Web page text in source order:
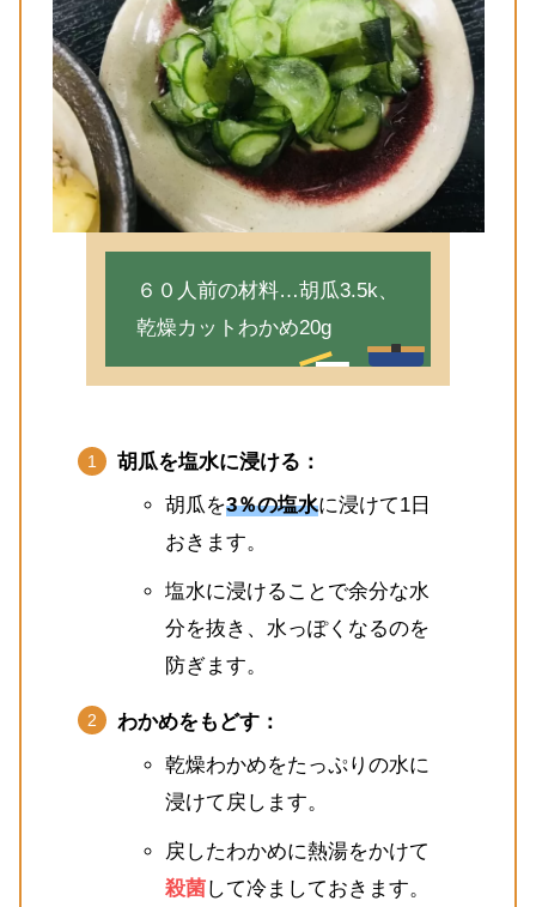
６０人前の材料…胡瓜3.5k、
乾燥カットわかめ20g
胡瓜を塩水に浸ける：
胡瓜を3％の塩水に浸けて1日
おきます。
塩水に浸けることで余分な水
分を抜き、水っぽくなるのを
防ぎます。
わかめをもどす：
乾燥わかめをたっぷりの水に
浸けて戻します。
戻したわかめに熱湯をかけて
殺菌して冷ましておきます。